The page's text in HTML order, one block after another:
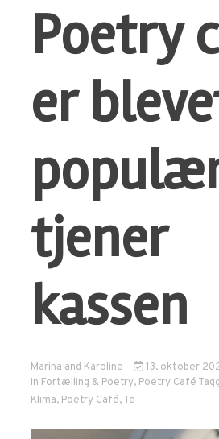
Poetry
er
tjener
kassen
Marina and Karoline
13. oktober
in Fortælling & Poetry, Poetry Café
Klima, Poetry Café,Te